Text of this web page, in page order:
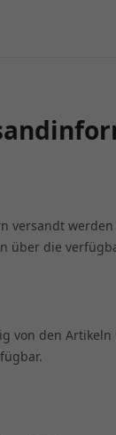
versandt
die
den